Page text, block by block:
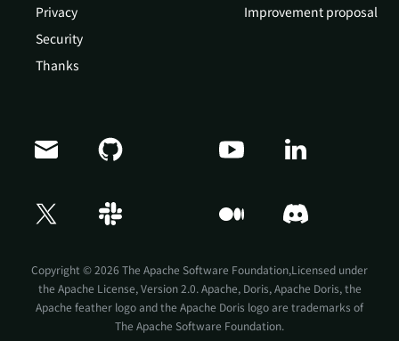
Privacy
Security
Thanks
Improvement proposal
Copyright © 2026 The Apache Software Foundation,Licensed under
the Apache License, Version 2.0. Apache, Doris, Apache Doris, the
Apache feather logo and the Apache Doris logo are trademarks of
The Apache Software Foundation.
Doris Summit 26